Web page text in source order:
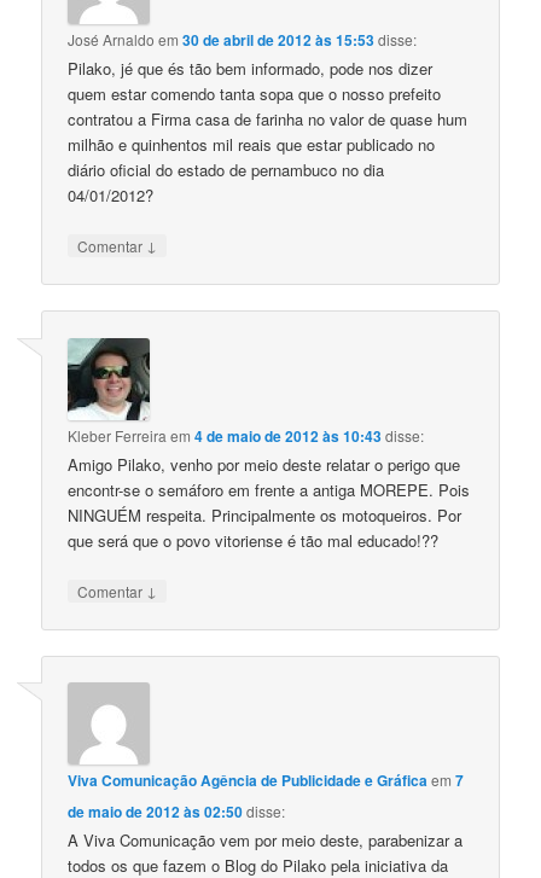
José Arnaldo em30 de abril de 2012 às 15:53disse:
Pilako, jé que és tão bem informado, pode nos dizer
quem estar comendo tanta sopa que o nosso prefeito
contratou a Firma casa de farinha no valor de quase hum
milhão e quinhentos mil reais que estar publicado no
diário oficial do estado de pernambuco no dia
04/01/2012?
Comentar ↓
Kleber Ferreira em4 de maio de 2012 às 10:43disse:
Amigo Pilako, venho por meio deste relatar o perigo que
encontr-se o semáforo em frente a antiga MOREPE. Pois
NINGUÉM respeita. Principalmente os motoqueiros. Por
que será que o povo vitoriense é tão mal educado!??
Comentar ↓
Viva Comunicação Agência de Publicidade e Gráficaem7
de maio de 2012 às 02:50disse:
A Viva Comunicação vem por meio deste, parabenizar a
todos os que fazem o Blog do Pilako pela iniciativa da